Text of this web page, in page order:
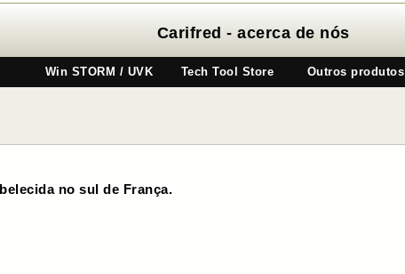
Carifred - acerca de nós
Win STORM / UVK Tech Tool Store Outros produtos
no sul de França.